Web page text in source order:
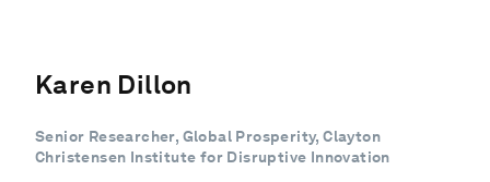
Karen Dillon
Senior Researcher, Global Prosperity, Clayton
Christensen Institute for Disruptive Innovation